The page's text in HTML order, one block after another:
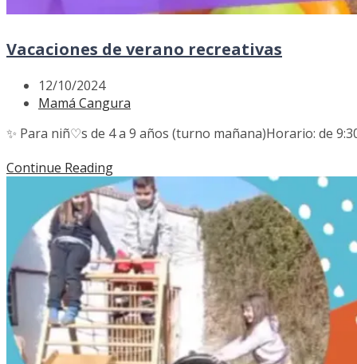
Vacaciones de verano recreativas
12/10/2024
Mamá Cangura
✨️ Para niñ♡s de 4 a 9 años (turno mañana)Horario: de
Continue Reading